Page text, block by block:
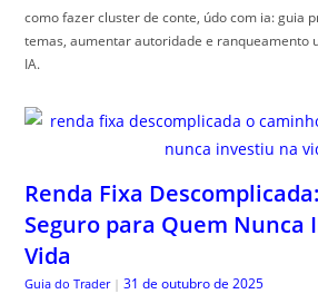
como fazer cluster de conte, údo com ia: guia
temas, aumentar autoridade e ranqueamento
IA.
Renda Fixa
Seguro para Quem Nunca
Vida
Guia do Trader | 31 de outubro de 2025